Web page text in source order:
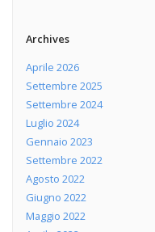
Archives
Aprile 2026
Settembre 2025
Settembre 2024
Luglio 2024
Gennaio 2023
Settembre 2022
Agosto 2022
Giugno 2022
Maggio 2022